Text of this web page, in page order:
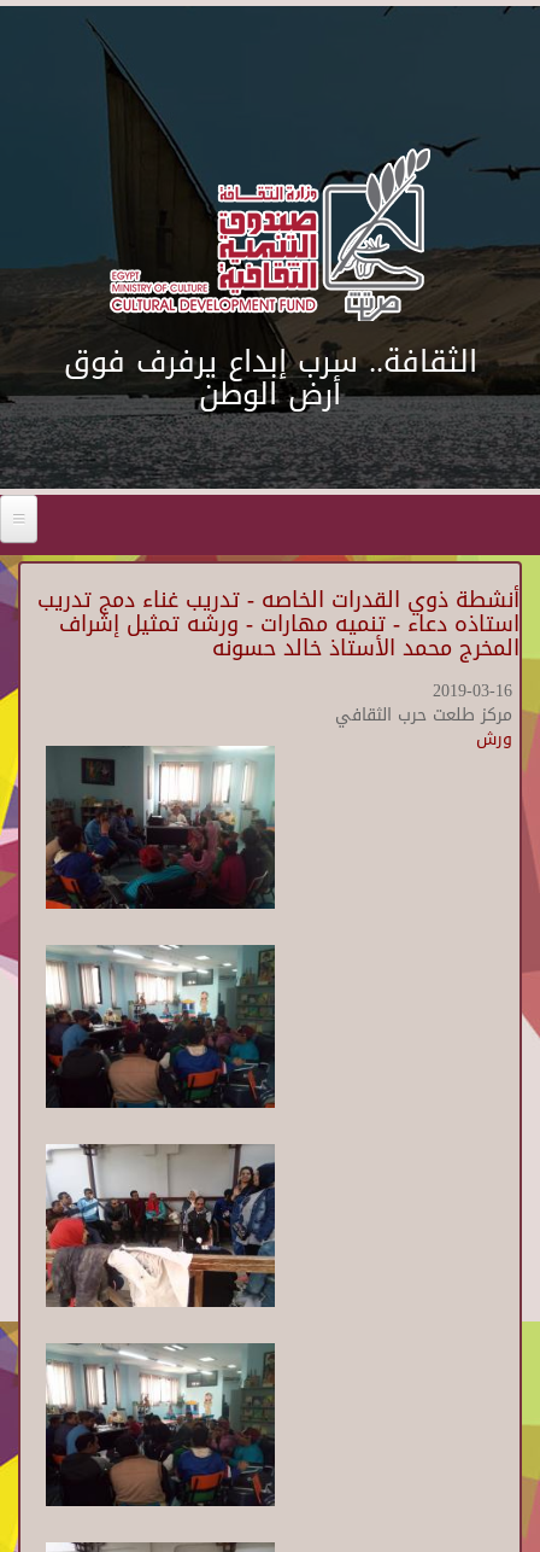
Skip to main content
الثقافة.. سرب إبداع يرفرف فوق
أرض الوطن
أنشطة ذوي القدرات الخاصه - تدريب غناء دمج تدريب
استاذه دعاء - تنميه مهارات - ورشه تمثيل إشراف
المخرج محمد الأستاذ خالد حسونه
2019-03-16
مركز طلعت حرب الثقافي
ورش